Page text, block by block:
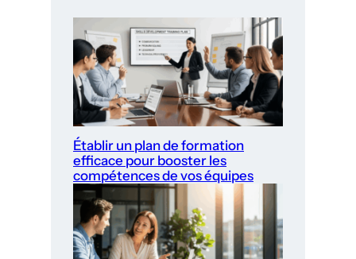
Établir un plan de formation
efficace pour booster les
compétences de vos équipes